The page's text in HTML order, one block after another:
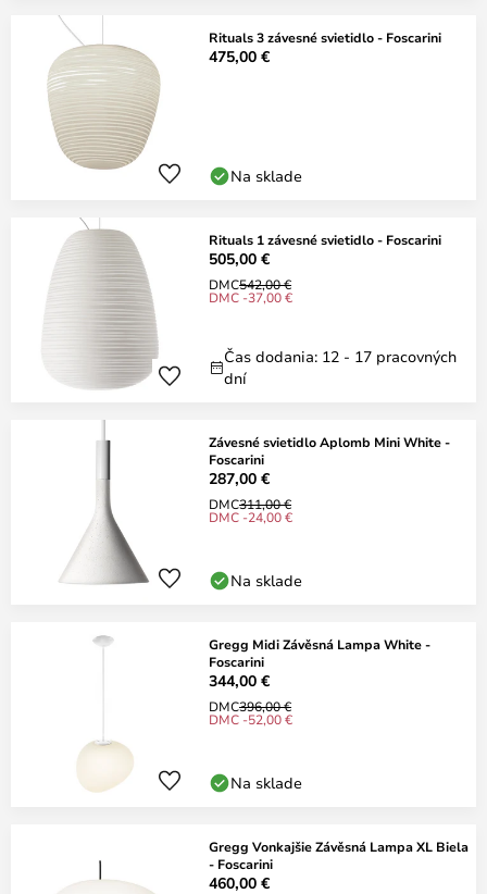
Rituals 3 závesné svietidlo - Foscarini
475,00 €
Na sklade
Rituals 1 závesné svietidlo - Foscarini
505,00 €
DMC542,00 €
DMC -37,00 €
Čas dodania: 12 - 17 pracovných
dní
Závesné svietidlo Aplomb Mini White -
Foscarini
287,00 €
DMC311,00 €
DMC -24,00 €
Na sklade
Gregg Midi Závěsná Lampa White -
Foscarini
344,00 €
DMC396,00 €
DMC -52,00 €
Na sklade
Gregg Vonkajšie Závěsná Lampa XL Biela
- Foscarini
460,00 €